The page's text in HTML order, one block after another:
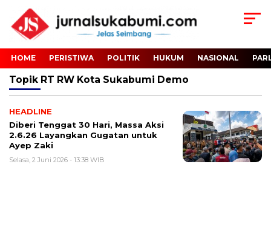
HOME PERISTIWA POLITIK HUKUM NASIONAL
Topik RT RW Kota Sukabumi Demo
HEADLINE
Diberi Tenggat 30 Hari, Massa Aksi
2.6.26 Layangkan Gugatan untuk
Ayep Zaki
Selasa, 2 Juni 2026 - 13:38 WIB